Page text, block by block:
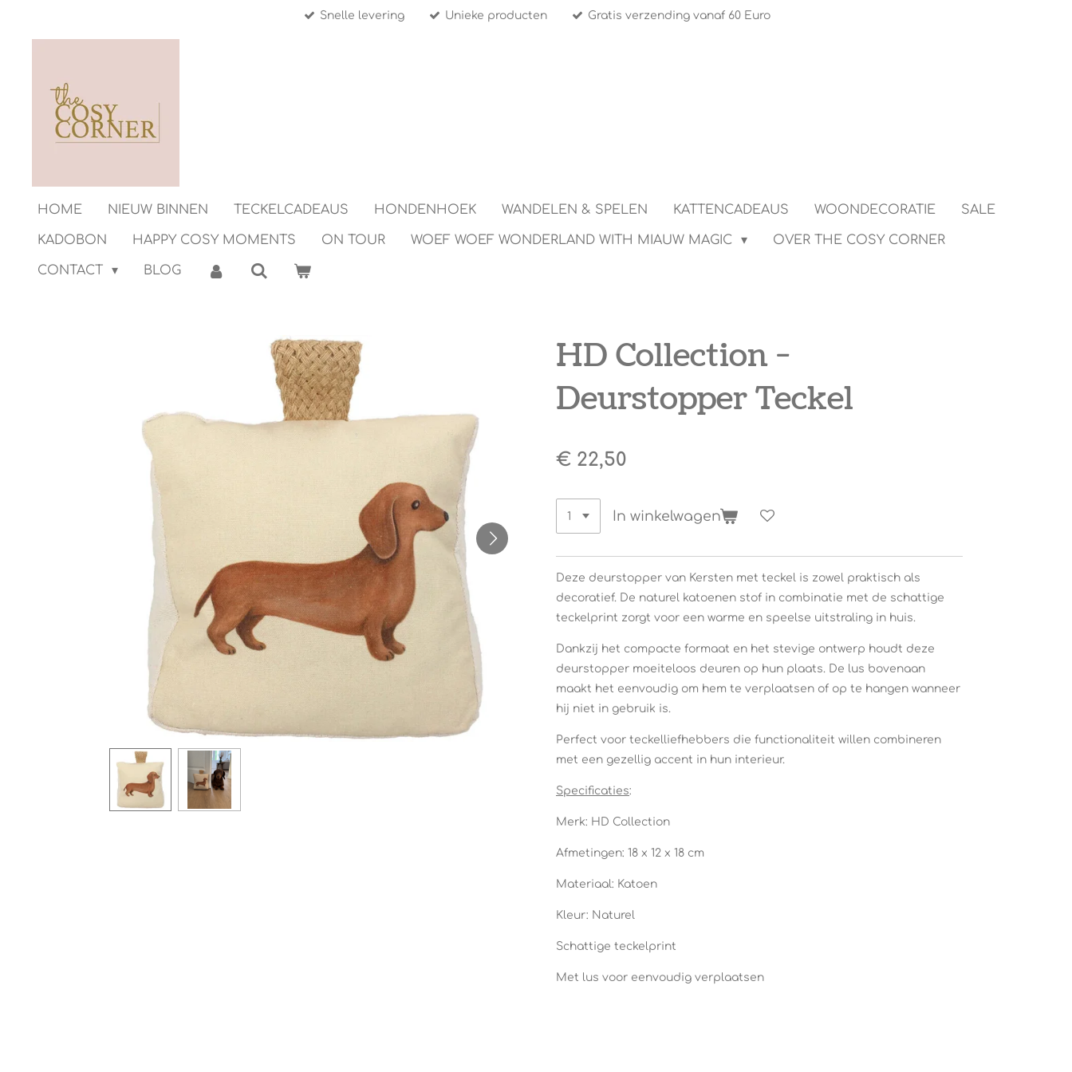
direct
hoofdinhoud
Snelle levering Unieke producten Gratis verzending vanaf 60 Euro
HOME NIEUW BINNEN TECKELCADEAUS HONDENHOEK WANDELEN & SPELEN KATTENCADEAUS WOONDECORATIE SALE
KADOBON HAPPY COSY MOMENTS ON TOUR WOEF WOEF WONDERLAND WITH MIAUW MAGIC OVER THE COSY CORNER
CONTACT BLOG
HD Collection -
Deurstopper Teckel
€ 22,50
In winkelwagen
Deze deurstopper van Kersten met teckel is zowel praktisch als
decoratief. De naturel katoenen stof in combinatie met de schattige
teckelprint zorgt voor een warme en speelse uitstraling in huis.
Dankzij het compacte formaat en het stevige ontwerp houdt deze
deurstopper moeiteloos deuren op hun plaats. De lus bovenaan
maakt het eenvoudig om hem te verplaatsen of op te hangen wanneer
hij niet in gebruik is.
Perfect voor teckelliefhebbers die functionaliteit willen combineren
met een gezellig accent in hun interieur.
Specificaties:
Merk: HD Collection
Afmetingen: 18 x 12 x 18 cm
Materiaal: Katoen
Kleur: Naturel
Schattige teckelprint
Met lus voor eenvoudig verplaatsen